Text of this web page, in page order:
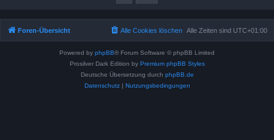
Foren-Übersicht Alle Zeiten sind UTC+01:00
Alle Cookies löschen
Powered by phpBB® Forum Software © phpBB Limited
Prosilver Dark Edition by Premium phpBB Styles
Deutsche Übersetzung durch phpBB.de
Datenschutz| Nutzungsbedingungen